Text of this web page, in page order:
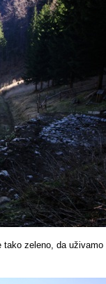
zeleno, da uživamo